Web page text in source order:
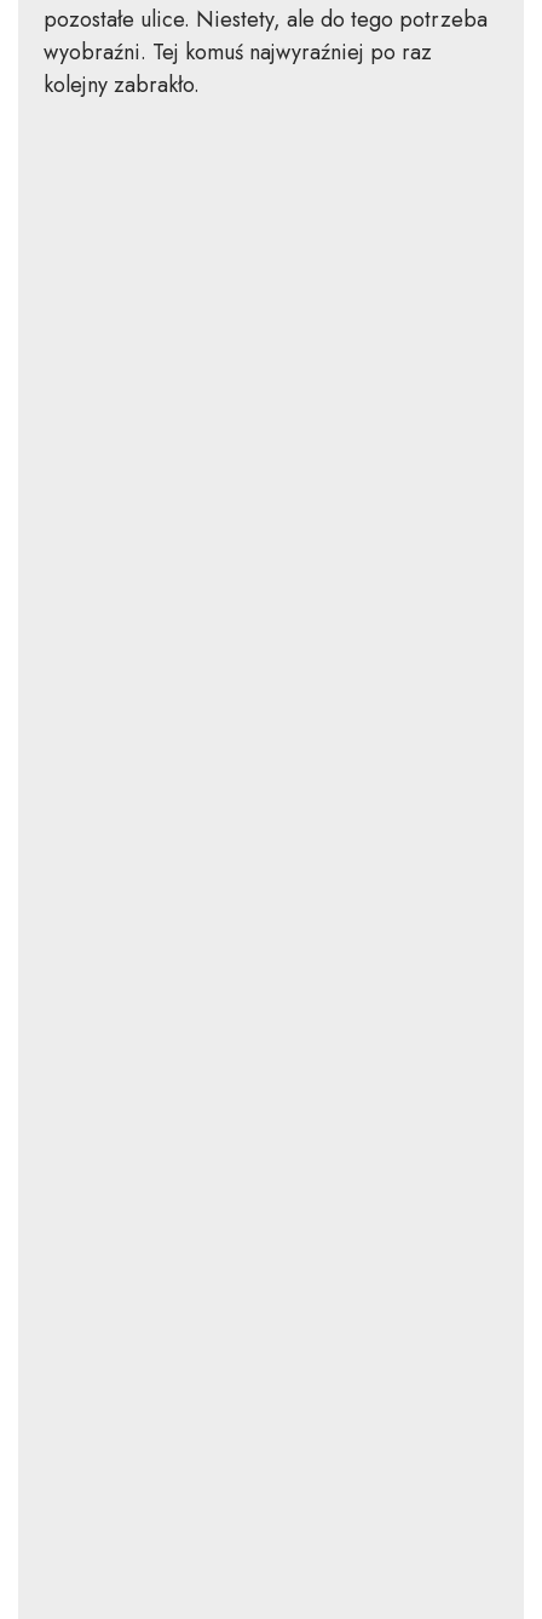
pozostałe ulice. Niestety, ale do tego potrzeba
wyobraźni. Tej komuś najwyraźniej po raz
kolejny zabrakło.